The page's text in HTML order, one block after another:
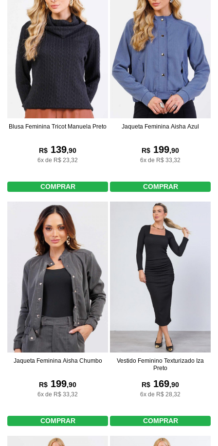
Blusa Feminina Tricot Manuela Preto
R$ 139,90
6x de R$ 23,32
COMPRAR
Jaqueta Feminina Aisha Azul
R$ 199,90
6x de R$ 33,32
COMPRAR
Jaqueta Feminina Aisha Chumbo
R$ 199,90
6x de R$ 33,32
COMPRAR
Vestido Feminino Texturizado Iza
Preto
R$ 169,90
6x de R$ 28,32
COMPRAR